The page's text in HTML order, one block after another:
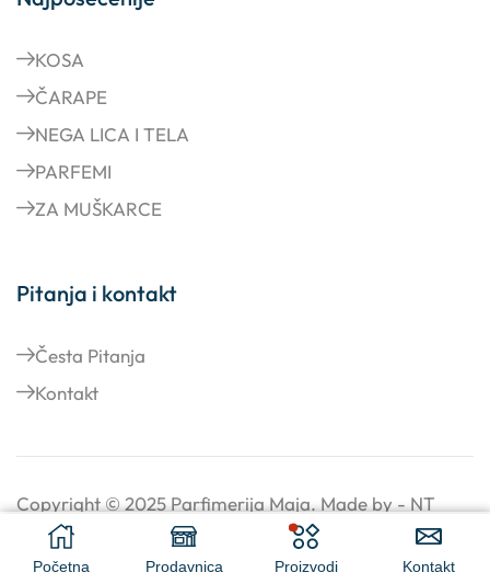
990,00 DODAJ U KORPU
Početna Prodavnica Proizvodi Kontakt
Najposećenije
Pitanja i kontakt
Česta Pitanja
Copyright © 2025 Parfimerija Maja. Made by -
dizajn.